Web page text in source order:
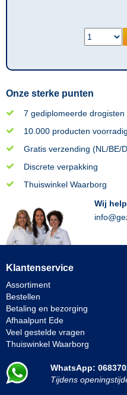
Onze sterke punten
7 gediplomeerde drogisten
10.000 producten voorradig
Gratis verzending (NL/BE/
Discrete verpakking
Thuiswinkel Waarborg
Wij
Klantenservice
Assortiment
Bestellen
Betaling en bezorging
Afhaalpunt Ede
Veel gestelde vragen
Thuiswinkel Waarborg
WhatsApp:
Tijdens